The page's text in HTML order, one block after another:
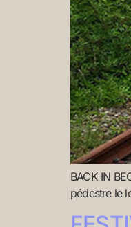
BACK IN
pédestre le